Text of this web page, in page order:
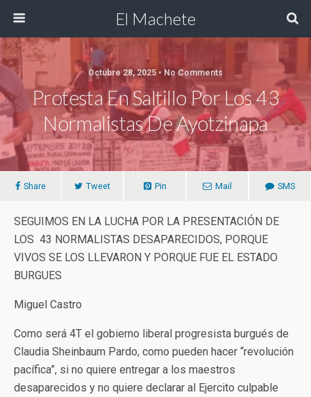
El Machete
Octubre 28, 2025 • No Comments
Protesta En Saltillo Por Los 43
Normalistas De Ayotzinapa
Share Tweet Pin Mail SMS
SEGUIMOS EN LA LUCHA POR LA PRESENTACIÓN DE
LOS 43 NORMALISTAS DESAPARECIDOS, PORQUE
VIVOS SE LOS LLEVARON Y PORQUE FUE EL ESTADO
BURGUES
Miguel Castro
Como será 4T el gobierno liberal progresista burgués de
Claudia Sheinbaum Pardo, como pueden hacer “revolución
pacífica”, si no quiere entregar a los maestros
desaparecidos y no quiere declarar al Ejercito culpable